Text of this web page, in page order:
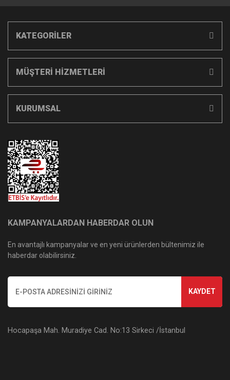
KATEGORİLER
MÜŞTERİ HİZMETLERİ
KURUMSAL
KAMPANYALARDAN HABERDAR OLUN
En avantajlı kampanyalar ve en yeni ürünlerden bültenimiz ile
haberdar olabilirsiniz.
KAYDET
Hocapaşa Mah. Muradiye Cad. No:13 Sirkeci /İstanbul